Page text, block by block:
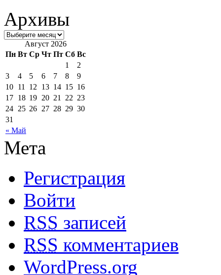
Архивы
Август 2026
Пн Вт Ср Чт Пт Сб Вс
« Май
1
2
3
4 5 6 7 8
9
10 11 12 13 14 15 16
17 18 19 20 21 22 23
24 25 26 27 28 29 30
31
Мета
Регистрация
Войти
RSS записей
RSS комментариев
WordPress.org